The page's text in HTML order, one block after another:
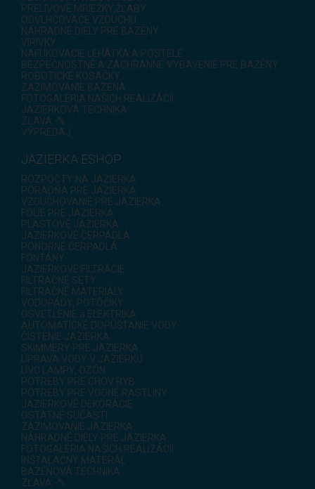
PRELIVOVÉ MRIEŽKY,ŽĽABY
ODVLHČOVAČE VZDUCHU
NÁHRADNÉ DIELY PRE BAZÉNY
VÍRIVKY
NAFUKOVACIE LEHÁTKA A POSTELE
BEZPEČNOSTNÉ A ZÁCHRANNÉ VYBAVENIE PRE BAZÉNY
ROBOTICKÉ KOSAČKY
ZAZIMOVANIE BAZÉNA
FOTOGALÉRIA NAŠICH REALIZÁCIÍ
JAZIERKOVÁ TECHNIKA
ZĽAVA -%
VÝPREDAJ
JAZIERKA ESHOP
ROZPOČTY NA JAZIERKA
PORADŇA PRE JAZIERKA
VZDUCHOVANIE PRE JAZIERKA
FÓLIE PRE JAZIERKA
PLASTOVÉ JAZIERKA
JAZIERKOVÉ ČERPADLÁ
PONORNÉ ČERPADLÁ
FONTÁNY
JAZIERKOVÉ FILTRÁCIE
FILTRAČNÉ SETY
FILTRAČNÉ MATERIÁLY
VODOPÁDY, POTÔČIKY
OSVETLENIE a ELEKTRIKA
AUTOMATICKÉ DOPÚŠŤANIE VODY
ČISTENIE JAZIERKA
SKIMMERY PRE JAZIERKA
ÚPRAVA VODY V JAZIERKU
UVC LAMPY, OZÓN
POTREBY PRE CHOV RÝB
POTREBY PRE VODNÉ RASTLINY
JAZIERKOVÉ DEKORÁCIE
OSTATNÉ SÚČASTI
ZAZIMOVANIE JAZIERKA
NÁHRADNÉ DIELY PRE JAZIERKA
FOTOGALÉRIA NAŠICH REALIZÁCIÍ
INŠTALAČNÝ MATERÁL
BAZÉNOVÁ TECHNIKA
ZĽAVA -%